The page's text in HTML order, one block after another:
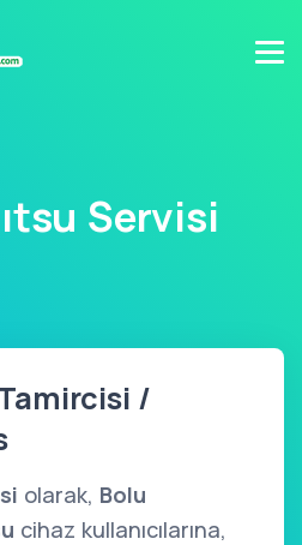
Servisi
/
olarak, Bolu
cihaz kullanıcılarına,